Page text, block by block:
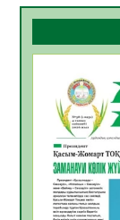
05.08.2026
Құрылтай
05.08.2026
ӘРБІР
05.08.2026